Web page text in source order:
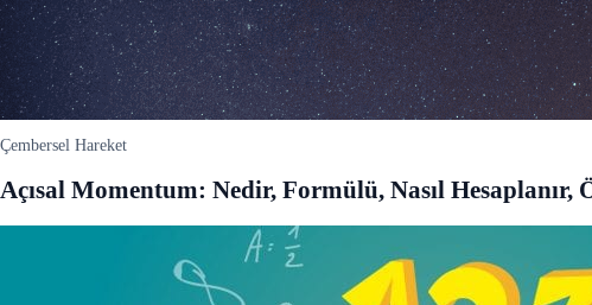
Çembersel Hareket
Açısal Momentum: Nedir, Formülü, Nasıl Hesaplanır,